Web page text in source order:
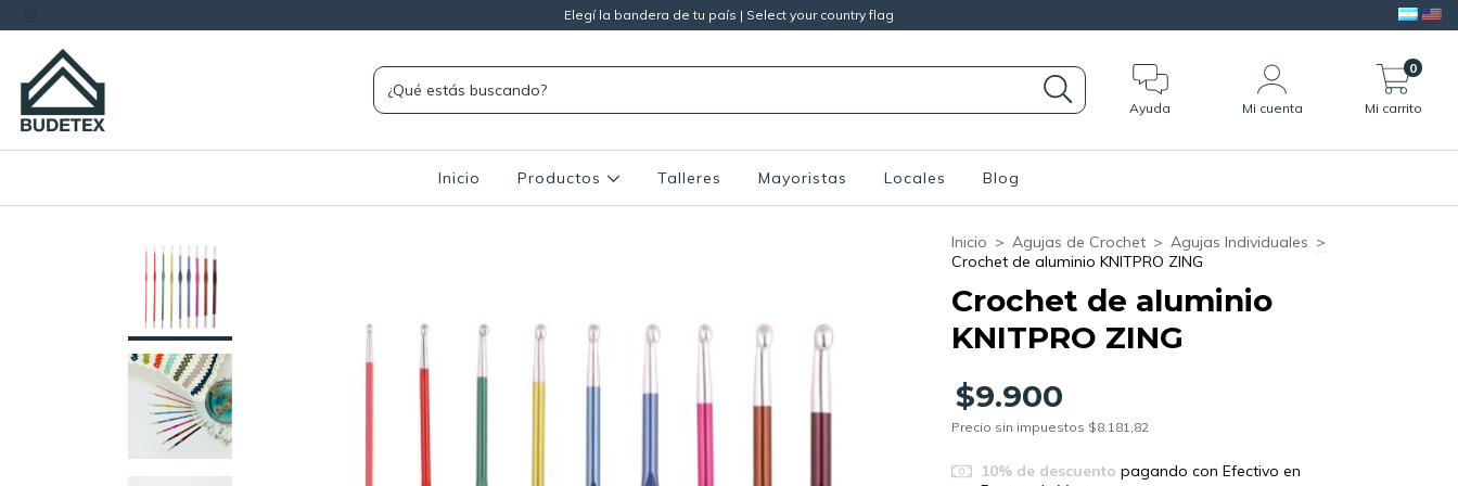
Elegí la bandera de tu país | Select your country flag
Ayuda Mi cuenta Mi carrito
0
Inicio Productos Talleres Mayoristas Locales Blog
Inicio > Agujas de Crochet > Agujas Individuales >
Crochet de aluminio KNITPRO ZING
Crochet de aluminio
KNITPRO ZING
$9.900
Precio sin impuestos $8.181,82
10% de descuento pagando con Efectivo en